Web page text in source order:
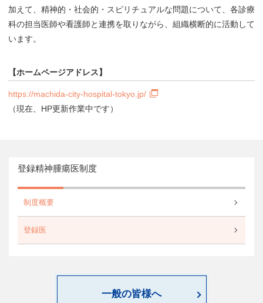
加えて、精神的・社会的・スピリチュアルな問題について、各診療
科の担当医師や看護師と連携を取りながら、組織横断的に活動して
います。
【ホームページアドレス】
https://machida-city-hospital-tokyo.jp/
（現在、HP更新作業中です）
登録精神腫瘍医制度
制度概要
登録医
一般の皆様へ